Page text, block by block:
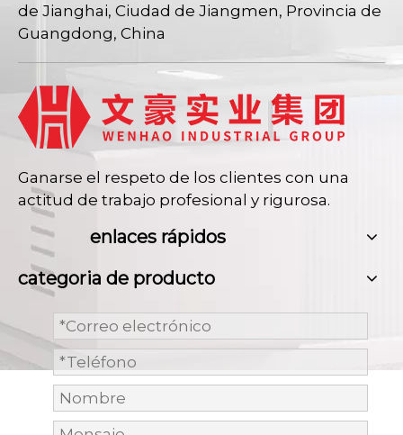
de Jianghai, Ciudad de Jiangmen, Provincia de
Guangdong, China
Ganarse el respeto de los clientes con una
actitud de trabajo profesional y rigurosa.
enlaces rápidos
categoria de producto